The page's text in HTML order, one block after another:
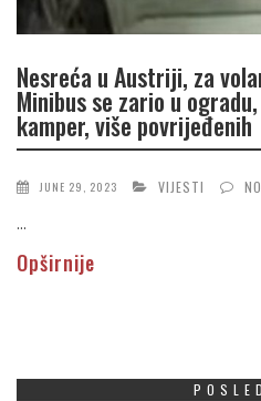
Nesreća u Austriji, za
Minibus se zario u
kamper, više povrijeđenih
JUNE 29, 2023 VIJESTI
...
Opširnije